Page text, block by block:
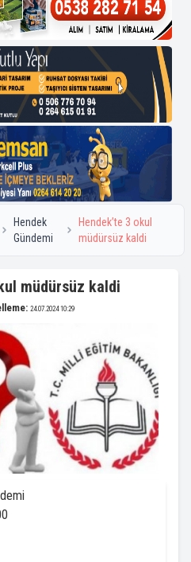
Hendek
Gündemi
Hendek’te 3 okul
müdürsüz kaldi
müdürsüz kaldi
24.07.2024 10:29